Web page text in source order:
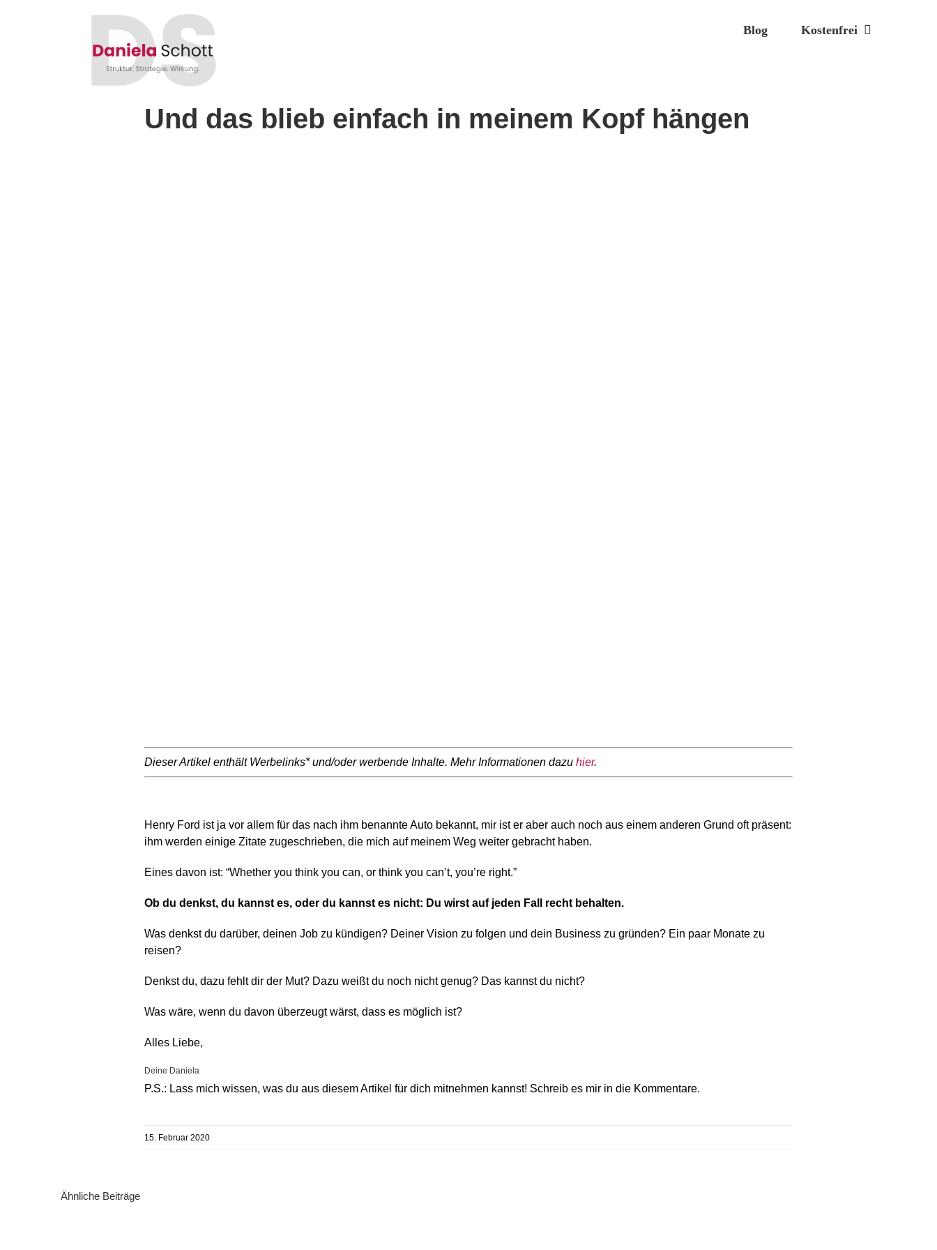
Blog Kostenfrei
Und das blieb einfach in meinem Kopf hängen
Dieser Artikel enthält Werbelinks* und/oder werbende Inhalte. Mehr Informationen dazu hier.
Henry Ford ist ja vor allem für das nach ihm benannte Auto bekannt, mir ist er aber auch noch aus einem anderen Grund oft präsent:
ihm werden einige Zitate zugeschrieben, die mich auf meinem Weg weiter gebracht haben.
Eines davon ist: “Whether you think you can, or think you can’t, you’re right.”
Ob du denkst, du kannst es, oder du kannst es nicht: Du wirst auf jeden Fall recht behalten.
Was denkst du darüber, deinen Job zu kündigen? Deiner Vision zu folgen und dein Business zu gründen? Ein paar Monate zu
reisen?
Denkst du, dazu fehlt dir der Mut? Dazu weißt du noch nicht genug? Das kannst du nicht?
Was wäre, wenn du davon überzeugt wärst, dass es möglich ist?
Alles Liebe,
Deine Daniela
P.S.: Lass mich wissen, was du aus diesem Artikel für dich mitnehmen kannst! Schreib es mir in die Kommentare.
15. Februar 2020
Ähnliche Beiträge